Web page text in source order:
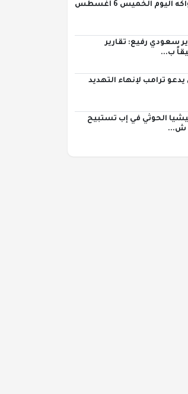
أسعار الخضروات والفواكه اليوم الخميس 6 أغسطس
سعودي رفيع: تقارير
ب...
ترامب لإنهاء التهديد
الحوثي في إب تستبيح